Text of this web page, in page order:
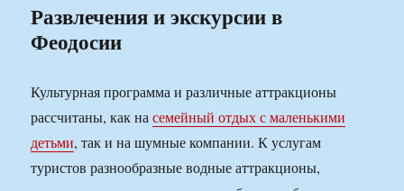
Развлечения и экскурсии в
Феодосии
Культурная программа и различные аттракционы
рассчитаны, как насемейный отдых с маленькими
детьми, так и на шумные компании. К услугам
туристов разнообразные водные аттракционы,